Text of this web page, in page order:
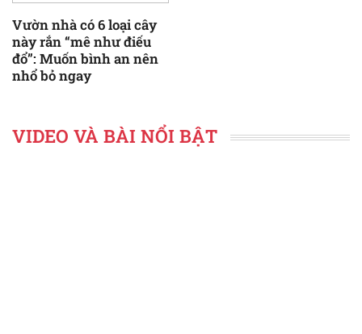
Vườn nhà có 6 loại cây
này rắn “mê như điếu
đổ”: Muốn bình an nên
nhổ bỏ ngay
VIDEO VÀ BÀI NỔI BẬT